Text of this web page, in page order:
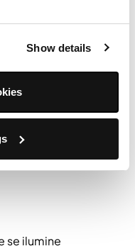
Show details
polvo a la jarra de
con la varilla de vapor
se ilumine